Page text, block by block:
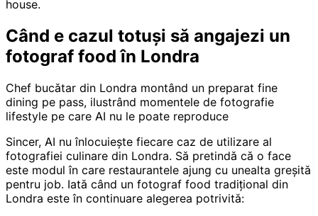
house.
Când e cazul totuși să angajezi un
fotograf food în Londra
Chef bucătar din Londra montând un preparat fine
dining pe pass, ilustrând momentele de fotografie
lifestyle pe care AI nu le poate reproduce
Sincer, AI nu înlocuiește fiecare caz de utilizare al
fotografiei culinare din Londra. Să pretindă că o face
este modul în care restaurantele ajung cu unealta greșită
pentru job. Iată când un fotograf food tradițional din
Londra este în continuare alegerea potrivită: